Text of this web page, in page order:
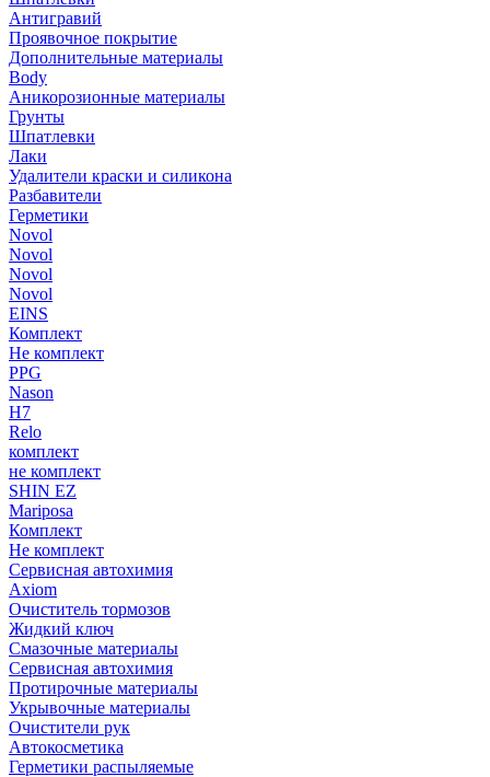
Антигравий
Проявочное покрытие
Дополнительные материалы
Body
Аникорозионные материалы
Грунты
Шпатлевки
Лаки
Удалители краски и силикона
Разбавители
Герметики
Novol
Novol
Novol
Novol
EINS
Комплект
Не комплект
PPG
Nason
H7
Relo
комплект
не комплект
SHIN EZ
Mariposa
Комплект
Не комплект
Сервисная автохимия
Axiom
Очиститель тормозов
Жидкий ключ
Смазочные материалы
Сервисная автохимия
Протирочные материалы
Укрывочные материалы
Очистители рук
Автокосметика
Герметики распыляемые